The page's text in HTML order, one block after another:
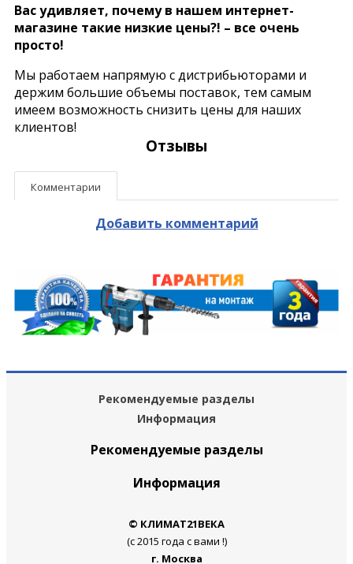
Вас удивляет, почему в нашем интернет-
магазине такие низкие цены?! – все очень
просто!
Мы работаем напрямую с дистрибьюторами и
держим большие объемы поставок, тем самым
имеем возможность снизить цены для наших
клиентов!
Отзывы
Комментарии
Добавить комментарий
Рекомендуемые разделы
Информация
Рекомендуемые разделы
Информация
© КЛИМАТ21ВЕКА
(с 2015 года с вами !)
г. Москва